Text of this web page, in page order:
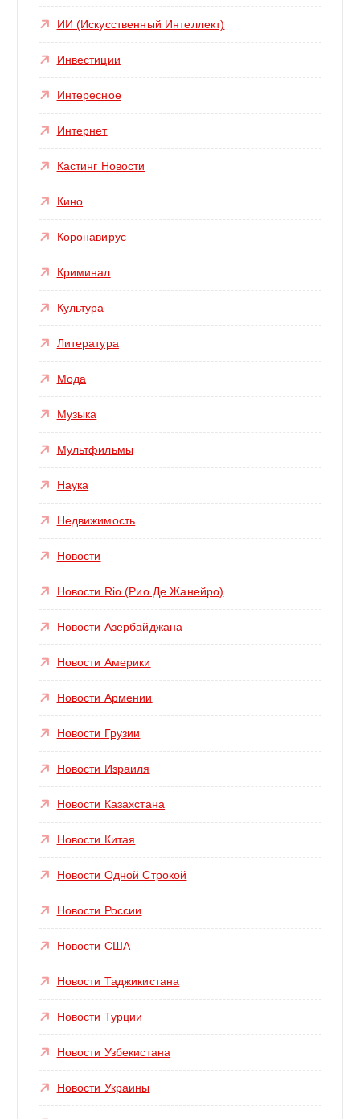
ИИ (Искусственный Интеллект)
Инвестиции
Интересное
Интернет
Кастинг Новости
Кино
Коронавирус
Криминал
Культура
Литература
Мода
Музыка
Мультфильмы
Наука
Недвижимость
Новости
Новости Rio (Рио Де Жанейро)
Новости Азербайджана
Новости Америки
Новости Армении
Новости Грузии
Новости Израиля
Новости Казахстана
Новости Китая
Новости Одной Строкой
Новости России
Новости США
Новости Таджикистана
Новости Турции
Новости Узбекистана
Новости Украины